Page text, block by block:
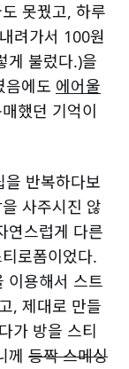
못꿨고, 하루
려가서 100원
게 불렀다.)을
음에도 에어울
했던 기억이
반복하다보
사주시진 않
연스럽게 다른
로폼이었다.
이용해서 스트
, 제대로 만들
가 방을 스티
께 등짝 스메싱